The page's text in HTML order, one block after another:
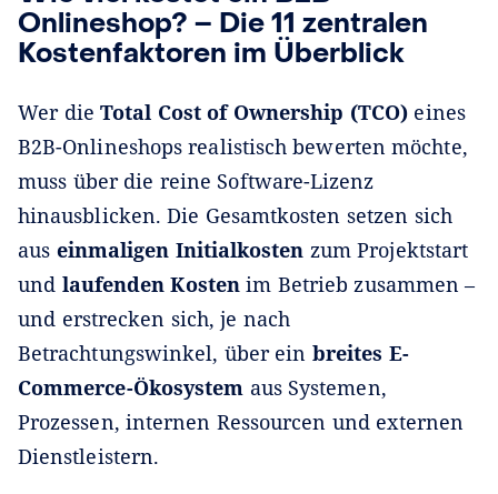
Onlineshop? – Die 11 zentralen
Kostenfaktoren im Überblick
Wer dieTotal Cost of Ownership (TCO) eines
B2B-Onlineshops realistisch bewerten möchte,
muss über die reine Software-Lizenz
hinausblicken. Die Gesamtkosten setzen sich
aus einmaligen Initialkosten zum Projektstart
und laufenden Kostenim Betrieb zusammen –
und erstrecken sich, je nach
Betrachtungswinkel, über ein breites E-
Commerce-Ökosystem aus Systemen,
Prozessen, internen Ressourcen und externen
Dienstleistern.